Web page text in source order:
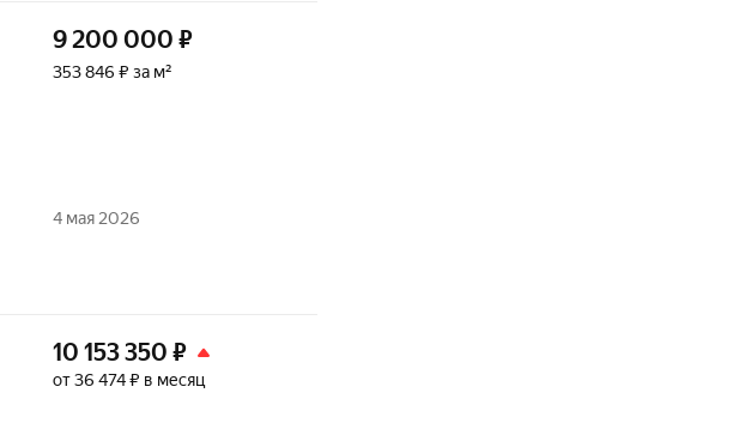
9 200 000 ₽
353 846 ₽ за м²
4 мая 2026
10 153 350 ₽
от 36 474 ₽ в месяц